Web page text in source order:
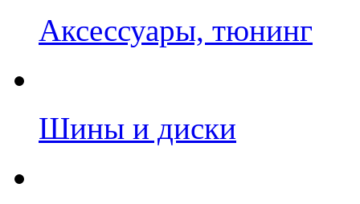
Аксессуары, тюнинг
Шины и диски